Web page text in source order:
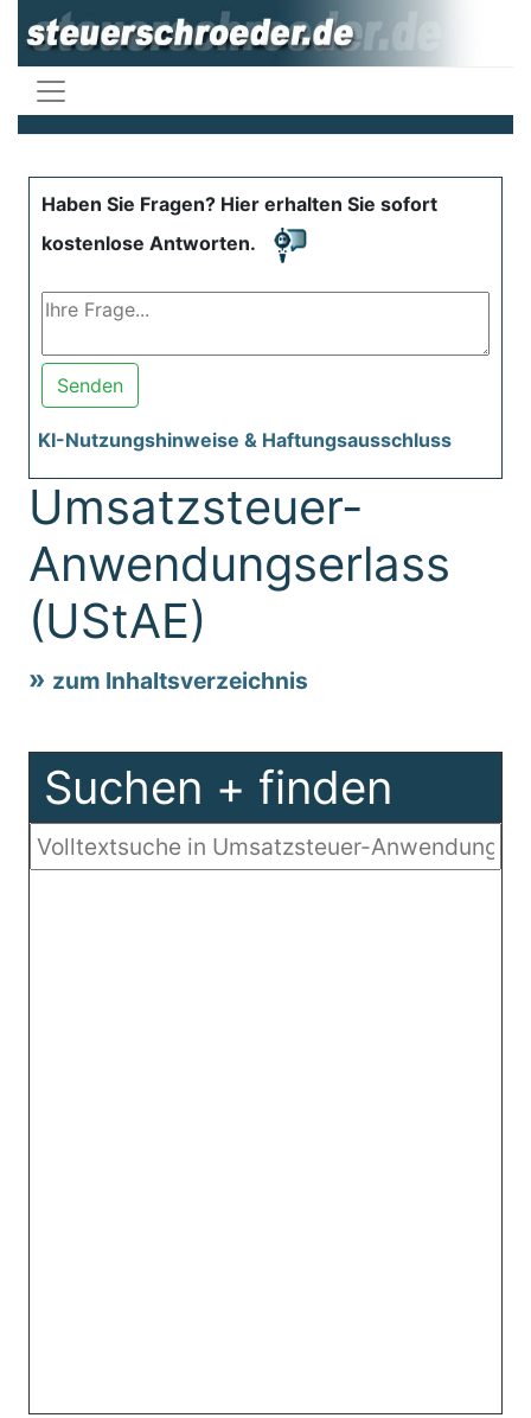
Haben Sie Fragen? Hier erhalten Sie sofort
kostenlose Antworten.
Senden
KI-Nutzungshinweise & Haftungsausschluss
Umsatzsteuer-
Anwendungserlass
(UStAE)
zum Inhaltsverzeichnis
Suchen + finden